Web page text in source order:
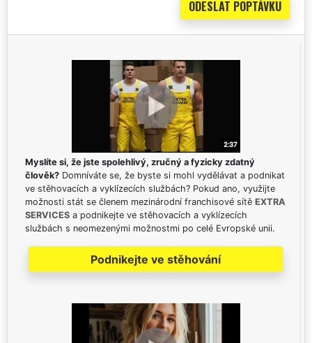
Myslíte si, že jste spolehlivý, zručný a fyzicky zdatný
člověk? Domníváte se, že byste si mohl vydělávat a podnikat
ve stěhovacích a vyklízecích službách? Pokud ano, využijte
možnosti stát se členem mezinárodní franchisové sítě EXTRA
SERVICES a podnikejte ve stěhovacích a vyklízecích
službách s neomezenými možnostmi po celé Evropské unii.
Podnikejte ve stěhování